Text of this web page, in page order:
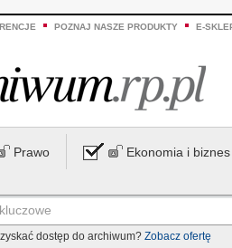
POZNAJ NASZE PRODUKTY E-
Prawo Ekonomia i biznes
dostęp do archiwum? Zobacz ofertę